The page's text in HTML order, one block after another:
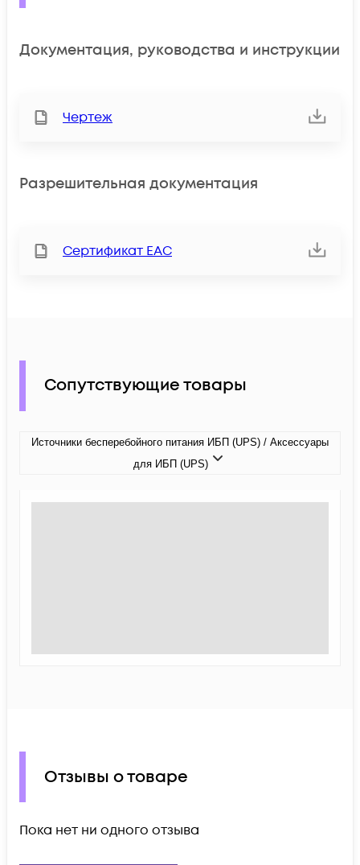
Документация, руководства и инструкции
Чертеж
Разрешительная документация
Сертификат ЕАС
Сопутствующие товары
Источники бесперебойного питания ИБП (UPS) / Аксессуары
для ИБП (UPS)
Отзывы о товаре
Пока нет ни одного отзыва